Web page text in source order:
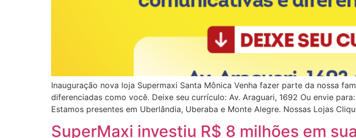
Inauguração nova loja Supermaxi Santa Mônica Venha fazer parte da nossa
diferenciadas como você. Deixe seu currículo: Av. Araguari, 1692 Ou envie
Estamos presentes em Uberlândia, Uberaba e Monte Alegre. Nossas Lojas
SuperMaxi investiu R$ 8 milhões em